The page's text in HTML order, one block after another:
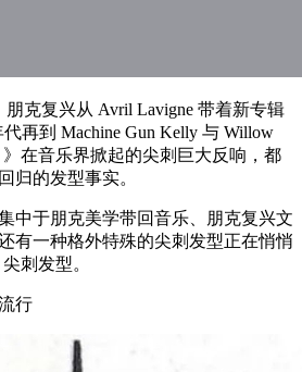
克复兴从 Avril Lavigne 带着新专辑
代再到 Machine Gun Kelly 与 Willow
》在音乐界掀起的尖刺巨大反响，都
归的发型事实。
于朋克美学带回音乐、朋克复兴文
有一种格外特殊的尖刺发型正在悄悄
刺发型。
行